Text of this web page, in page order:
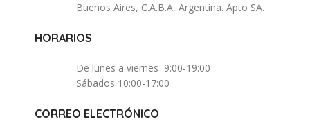
Buenos Aires, C.A.B.A, Argentina. Apto SA.
HORARIOS
De lunes a viernes 9:00-19:00
Sábados 10:00-17:00
CORREO ELECTRÓNICO